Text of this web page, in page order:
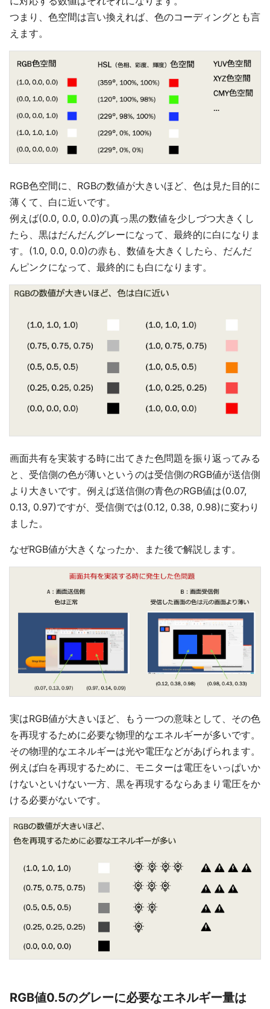
つまり、色空間は言い換えれば、色のコーディングとも言
えます。
RGB色空間に、RGBの数値が大きいほど、色は見た目的に
薄くて、白に近いです。
例えば(0.0, 0.0, 0.0)の真っ黒の数値を少しづつ大きくし
たら、黒はだんだんグレーになって、最終的に白になりま
す。(1.0, 0.0, 0.0)の赤も、数値を大きくしたら、だんだ
んピンクになって、最終的にも白になります。
画面共有を実装する時に出てきた色問題を振り返ってみる
と、受信側の色が薄いというのは受信側のRGB値が送信側
より大きいです。例えば送信側の青色のRGB値は(0.07,
0.13, 0.97)ですが、受信側では(0.12, 0.38, 0.98)に変わり
ました。
なぜRGB値が大きくなったか、また後で解説します。
実はRGB値が大きいほど、もう一つの意味として、その色
を再現するために必要な物理的なエネルギーが多いです。
その物理的なエネルギーは光や電圧などがあげられます。
例えば白を再現するために、モニターは電圧をいっぱいか
けないといけない一方、黒を再現するならあまり電圧をか
ける必要がないです。
RGB値0.5のグレーに必要なエネルギー量は